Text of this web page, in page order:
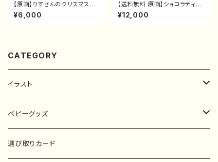
【原画】りすさんのクリスマスリ
ース
¥6,000
【送料無料 原画】ショコラティエ
なこぐまさんケーキ
¥12,000
CATEGORY
イラスト
原画
ポスター
ベビーグッズ
マタニティーマーク
選び取りカード